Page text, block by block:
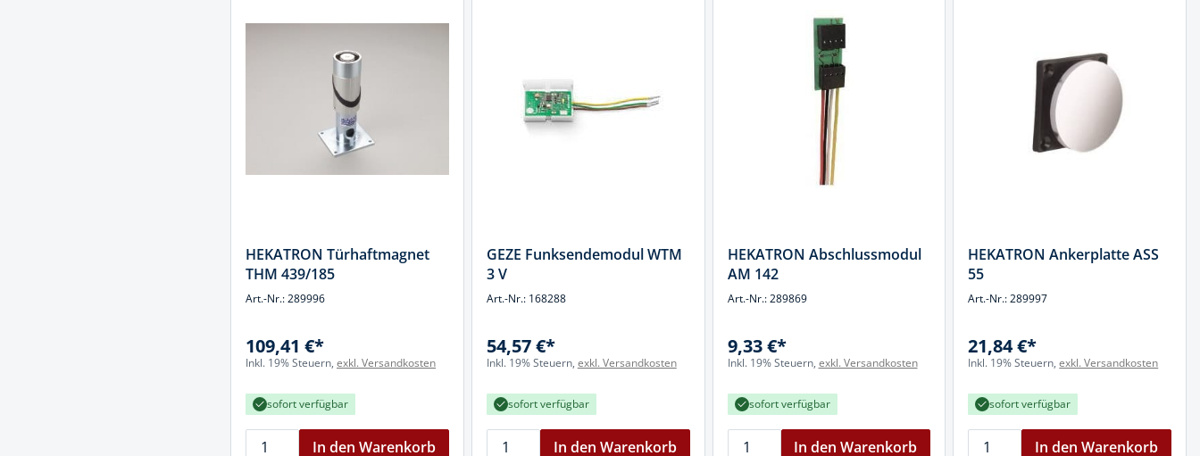
HEKATRON Türhaftmagnet
THM 439/185
Art.-Nr.: 289996
109,41 €*
Inkl. 19% Steuern, exkl. Versandkosten
sofort verfügbar
In den Warenkorb
GEZE Funksendemodul WTM
3 V
Art.-Nr.: 168288
54,57 €*
Inkl. 19% Steuern, exkl. Versandkosten
sofort verfügbar
In den Warenkorb
HEKATRON Abschlussmodul
AM 142
Art.-Nr.: 289869
9,33 €*
Inkl. 19% Steuern, exkl. Versandkosten
sofort verfügbar
In den Warenkorb
HEKATRON Ankerplatte ASS
55
Art.-Nr.: 289997
21,84 €*
Inkl. 19% Steuern,exkl. Versandkosten
sofort verfügbar
In den Warenkorb